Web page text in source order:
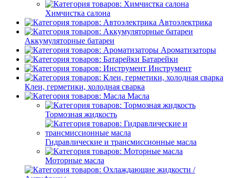
Химчистка салона
Автоэлектрика
Аккумуляторные батареи
Ароматизаторы
Батарейки
Инструмент
Клеи, герметики, холодная сварка
Масла
Тормозная жидкость
Гидравлические и трансмиссионные масла
Моторные масла